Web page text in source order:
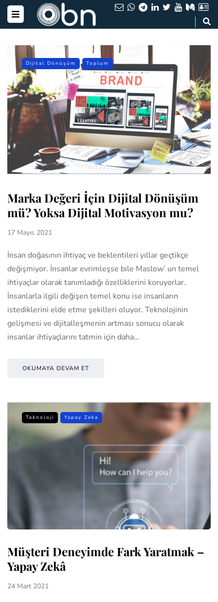
Dijital Dönüşüm Toplum
Marka Değeri İçin Dijital Dönüşüm
mü? Yoksa Dijital Motivasyon mu?
17 Mayıs 2021
İnsan doğasının ihtiyaç ve beklentileri yıllar geçtikçe
değişmiyor. İnsanlar evrimleşse bile Maslow’ un temel
ihtiyaçlar olarak tanımladığı özelliklerini koruyorlar.
İnsanlarla ilgili değişen temel konu ise insanların
istediklerini elde etme şekilleri oluyor. Teknolojinin
gelişmesi ve dijitalleşmenin artması sonucu olarak
insanlar ihtiyaçlarını tatmin için daha…
OKUMAYA DEVAM ET
Teknoloji Yapay Zeka
Müşteri Deneyimde Fark Yaratmak –
Yapay Zekâ
24 Mart 2021